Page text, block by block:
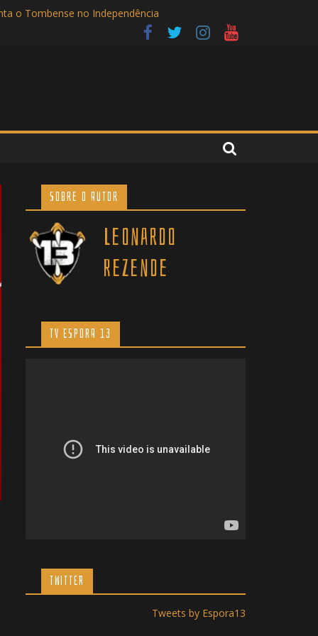
o Tombense no Independência
Sobre o Autor
Leonardo
Rezende
TV ESPORA 13
TWITTER
Tweets by Espora13